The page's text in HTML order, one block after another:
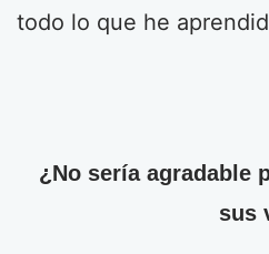
todo lo que he
¿No sería agradable
sus